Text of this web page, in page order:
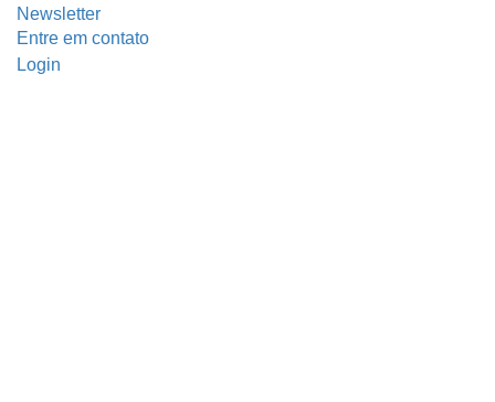
Newsletter
Entre em contato
Login